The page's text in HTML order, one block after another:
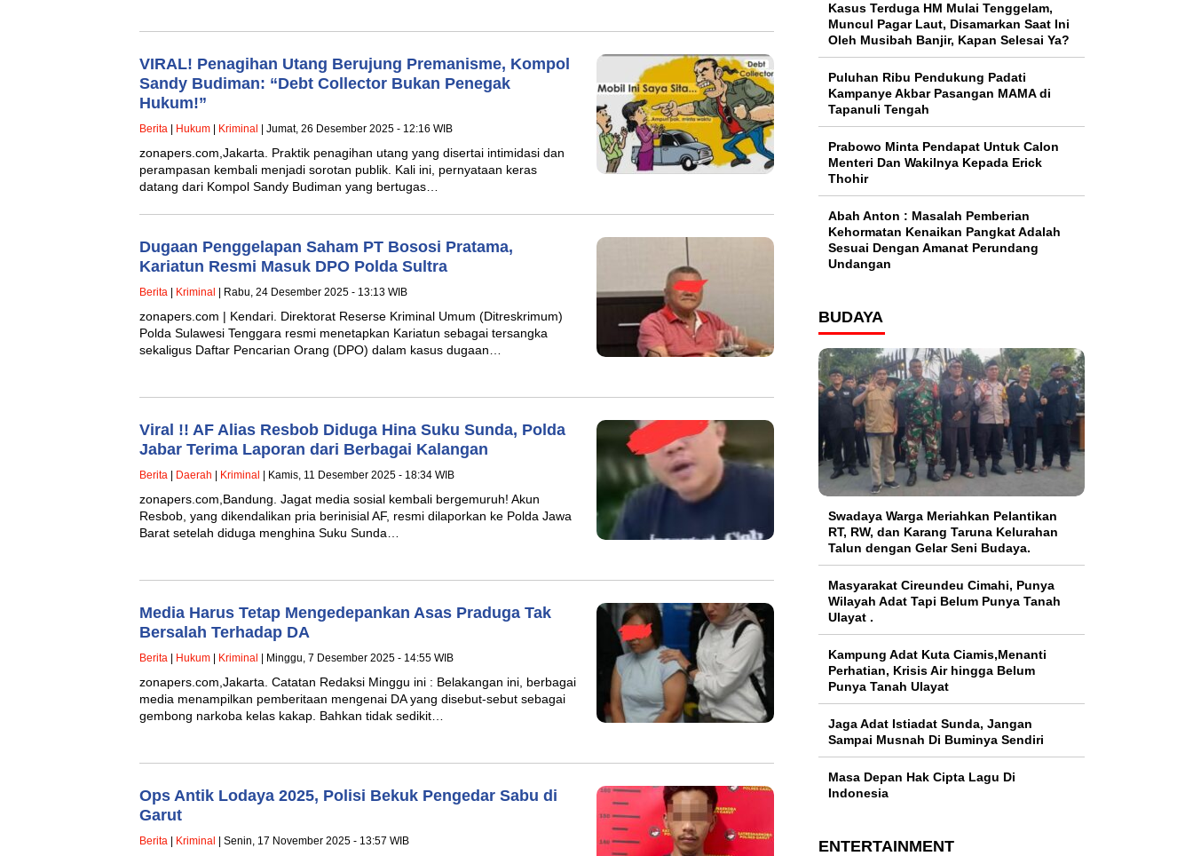
VIRAL! Penagihan Utang Berujung Premanisme, Kompol
Sandy Budiman: “Debt Collector Bukan Penegak
Hukum!”
Berita Hukum Kriminal | Jumat, 26 Desember 2025 - 12:16 WIB
zonapers.com,Jakarta. Praktik penagihan utang yang disertai intimidasi dan
perampasan kembali menjadi sorotan publik. Kali ini, pernyataan keras
datang dari Kompol Sandy Budiman yang bertugas…
Dugaan Penggelapan Saham PT Bososi Pratama,
Kariatun Resmi Masuk DPO Polda Sultra
Berita Kriminal | Rabu, 24 Desember 2025 - 13:13 WIB
zonapers.com | Kendari. Direktorat Reserse Kriminal Umum (Ditreskrimum)
Polda Sulawesi Tenggara resmi menetapkan Kariatun sebagai tersangka
sekaligus Daftar Pencarian Orang (DPO) dalam kasus dugaan…
Viral !! AF Alias Resbob Diduga Hina Suku Sunda, Polda
Jabar Terima Laporan dari Berbagai Kalangan
Berita Daerah Kriminal | Kamis, 11 Desember 2025 - 18:34 WIB
zonapers.com,Bandung. Jagat media sosial kembali bergemuruh! Akun
Resbob, yang dikendalikan pria berinisial AF, resmi dilaporkan ke Polda Jawa
Barat setelah diduga menghina Suku Sunda…
Media Harus Tetap Mengedepankan Asas Praduga Tak
Bersalah Terhadap DA
Berita Hukum Kriminal | Minggu, 7 Desember 2025 - 14:55 WIB
zonapers.com,Jakarta. Catatan Redaksi Minggu ini : Belakangan ini, berbagai
media menampilkan pemberitaan mengenai DA yang disebut-sebut sebagai
gembong narkoba kelas kakap. Bahkan tidak sedikit…
Ops Antik Lodaya 2025, Polisi Bekuk Pengedar Sabu di
Garut
Berita Kriminal | Senin, 17 November 2025 - 13:57 WIB
Kasus Terduga HM Mulai Tenggelam,
Muncul Pagar Laut, Disamarkan Saat Ini
Oleh Musibah Banjir, Kapan Selesai Ya?
Puluhan Ribu Pendukung Padati
Kampanye Akbar Pasangan MAMA di
Tapanuli Tengah
Prabowo Minta Pendapat Untuk Calon
Menteri Dan Wakilnya Kepada Erick
Thohir
Abah Anton : Masalah Pemberian
Kehormatan Kenaikan Pangkat Adalah
Sesuai Dengan Amanat Perundang
Undangan
BUDAYA
Swadaya Warga Meriahkan Pelantikan
RT, RW, dan Karang Taruna Kelurahan
Talun dengan Gelar Seni Budaya.
Masyarakat Cireundeu Cimahi, Punya
Wilayah Adat Tapi Belum Punya Tanah
Ulayat .
Kampung Adat Kuta Ciamis,Menanti
Perhatian, Krisis Air hingga Belum
Punya Tanah Ulayat
Jaga Adat Istiadat Sunda, Jangan
Sampai Musnah Di Buminya Sendiri
Masa Depan Hak Cipta Lagu Di
Indonesia
ENTERTAINMENT